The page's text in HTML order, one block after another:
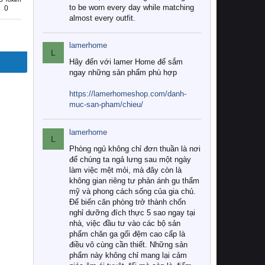
0
to be worn every day while matching
almost every outfit.
L
lamerhome
Hãy đến với lamer Home để sắm
ngay những sản phẩm phù hợp
https://lamerhomeshop.com/danh-
muc-san-pham/chieu/
L
lamerhome
Phòng ngủ không chỉ đơn thuần là nơi
để chúng ta ngả lưng sau một ngày
làm việc mệt mỏi, mà đây còn là
không gian riêng tư phản ánh gu thẩm
mỹ và phong cách sống của gia chủ.
Để biến căn phòng trở thành chốn
nghỉ dưỡng đích thực 5 sao ngay tại
nhà, việc đầu tư vào các bộ sản
phẩm chăn ga gối đệm cao cấp là
điều vô cùng cần thiết. Những sản
phẩm này không chỉ mang lại cảm